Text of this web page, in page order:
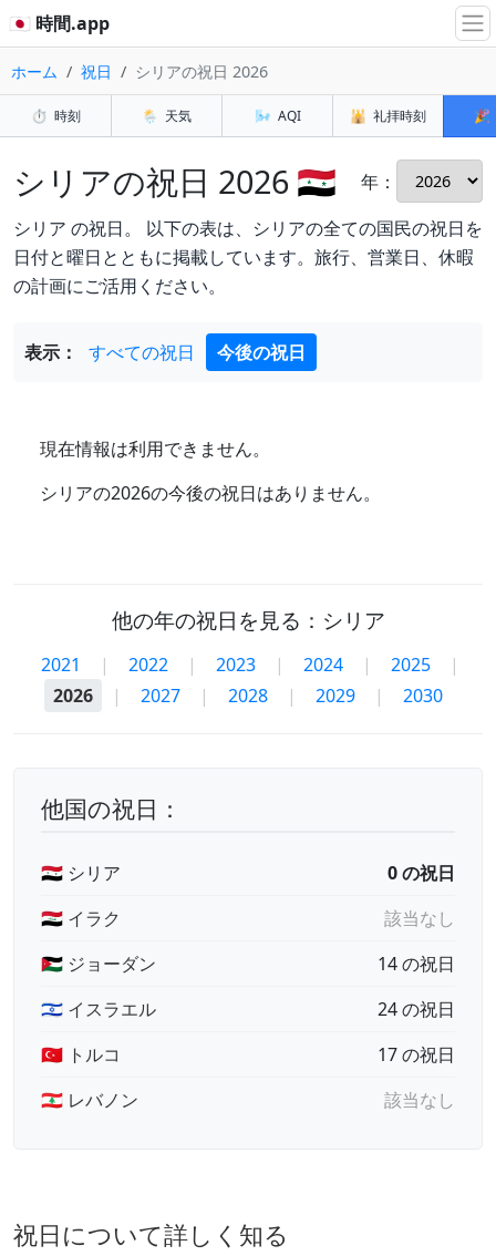
🇯🇵 時間.app
ホーム 祝日 シリアの祝日 2026
⏱️ 時刻 🌦️ 天気 🌬️ AQI 🕌 礼拝時刻 🎉
シリアの祝日 2026 🇸🇾
年：
シリア の祝日。 以下の表は、シリアの全ての国民の祝日を
日付と曜日とともに掲載しています。旅行、営業日、休暇
の計画にご活用ください。
表示： すべての祝日 今後の祝日
現在情報は利用できません。
シリアの2026の今後の祝日はありません。
他の年の祝日を見る：シリア
2021 | 2022 | 2023 | 2024 | 2025
|
2026
| 2027 | 2028 | 2029 | 2030
他国の祝日：
🇸🇾 シリア
0 の祝日
🇮🇶 イラク
該当なし
🇯🇴 ジョーダン
14 の祝日
🇮🇱 イスラエル
24 の祝日
🇹🇷 トルコ
17 の祝日
🇱🇧 レバノン
該当なし
祝日について詳しく知る